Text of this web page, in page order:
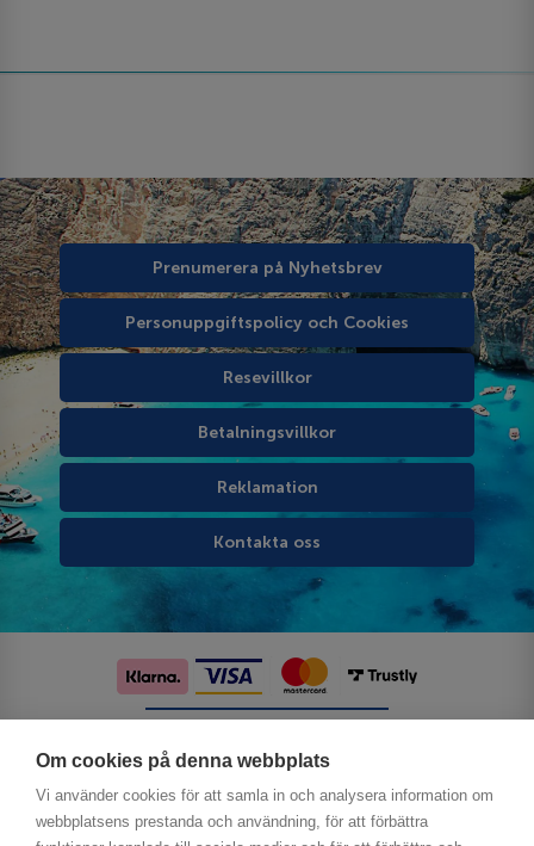
Om cookies på denna webbplats
Vi använder cookies för att samla in och analysera information om
webbplatsens prestanda och användning, för att förbättra
Prenumerera på Nyhetsbrev
Personuppgiftspolicy och Cookies
Resevillkor
Betalningsvillkor
Reklamation
Kontakta oss
Följ oss på sociala medier